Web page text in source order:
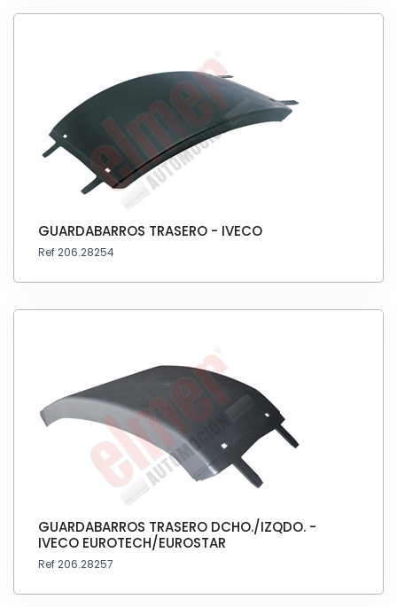
GUARDABARROS TRASERO - IVECO
Ref 206.28254
GUARDABARROS TRASERO DCHO./IZQDO. -
IVECO EUROTECH/EUROSTAR
Ref 206.28257